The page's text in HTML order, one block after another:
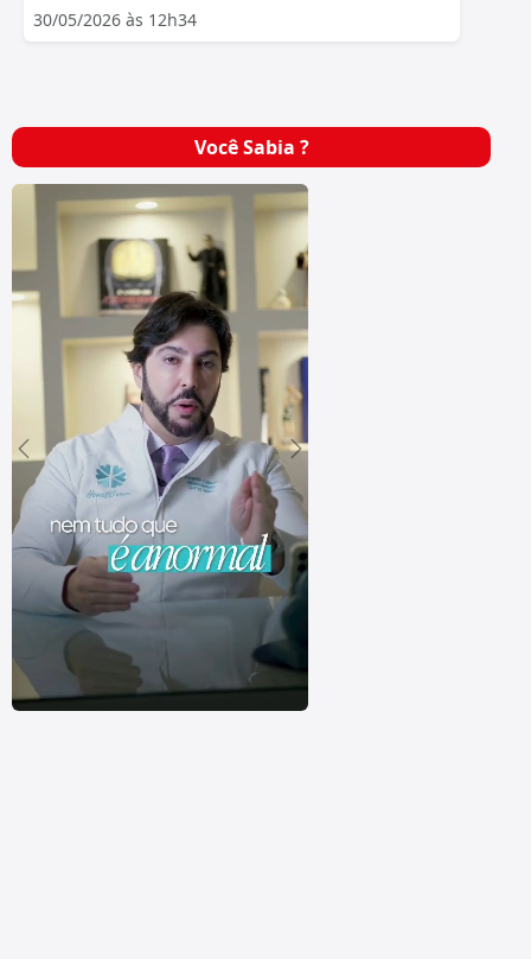
30/05/2026 às 12h34
Você Sabia ?